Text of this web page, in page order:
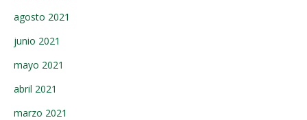
agosto 2021
junio 2021
mayo 2021
abril 2021
marzo 2021